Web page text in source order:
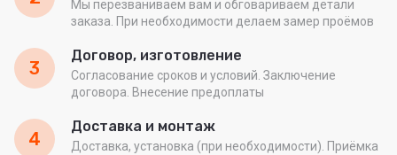
Мы перезваниваем вам и обговариваем детали
заказа. При необходимости делаем замер проёмов
3
Договор, изготовление
Согласование сроков и условий. Заключение
договора. Внесение предоплаты
4
Доставка и монтаж
Доставка, установка (при необходимости). Приёмка